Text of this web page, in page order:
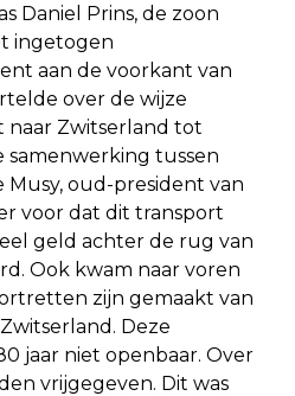
Daniel Prins, de zoon
ingetogen
aan de voorkant van
over de wijze
naar Zwitserland tot
samenwerking tussen
Musy, oud-president van
voor dat dit transport
geld achter de rug van
Ook kwam naar voren
zijn gemaakt van
Deze
jaar niet openbaar. Over
vrijgegeven. Dit was